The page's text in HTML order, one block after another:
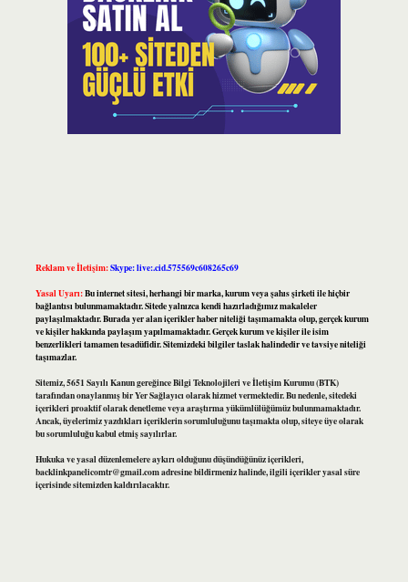
Reklam ve İletişim:Skype: live:.cid.575569c608265c69
Yasal Uyarı:Bu internet sitesi, herhangi bir marka, kurum veya şahıs şirketi ile hiçbir
bağlantısı bulunmamaktadır. Sitede yalnızca kendi hazırladığımız makaleler
paylaşılmaktadır. Burada yer alan içerikler haber niteliği taşımamakta olup, gerçek kurum
ve kişiler hakkında paylaşım yapılmamaktadır. Gerçek kurum ve kişiler ile isim
benzerlikleri tamamen tesadüfidir. Sitemizdeki bilgiler taslak halindedir ve tavsiye niteliği
taşımazlar.
Sitemiz, 5651 Sayılı Kanun gereğince Bilgi Teknolojileri ve İletişim Kurumu (BTK)
tarafından onaylanmış bir Yer Sağlayıcı olarak hizmet vermektedir. Bu nedenle, sitedeki
içerikleri proaktif olarak denetleme veya araştırma yükümlülüğümüz bulunmamaktadır.
Ancak, üyelerimiz yazdıkları içeriklerin sorumluluğunu taşımakta olup, siteye üye olarak
bu sorumluluğu kabul etmiş sayılırlar.
Hukuka ve yasal düzenlemelere aykırı olduğunu düşündüğünüz içerikleri,
backlinkpanelicomtr@gmail.comadresine bildirmeniz halinde, ilgili içerikler yasal süre
içerisinde sitemizden kaldırılacaktır.